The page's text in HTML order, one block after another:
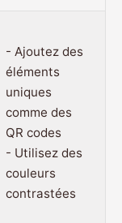
- Ajoutez des
éléments
uniques
comme des
QR codes
- Utilisez des
couleurs
contrastées